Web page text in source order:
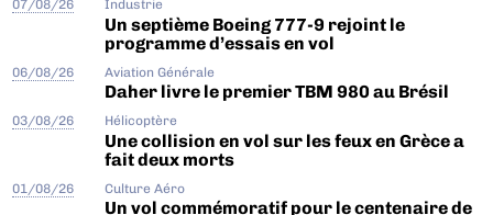
07/08/26 Industrie
Un septième Boeing 777-9 rejoint le
programme d’essais en vol
06/08/26 Aviation Générale
Daher livre le premier TBM 980 au Brésil
03/08/26 Hélicoptère
Une collision en vol sur les feux en Grèce a
fait deux morts
01/08/26 Culture Aéro
Un vol commémoratif pour le centenaire de